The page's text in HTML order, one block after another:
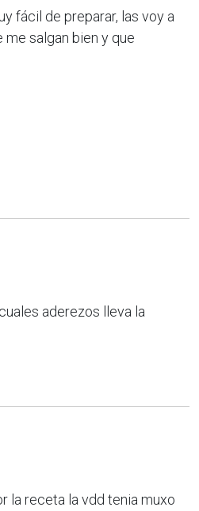
fácil de preparar, las voy a
salgan bien y que
aderezos lleva la
la receta la vdd tenia muxo